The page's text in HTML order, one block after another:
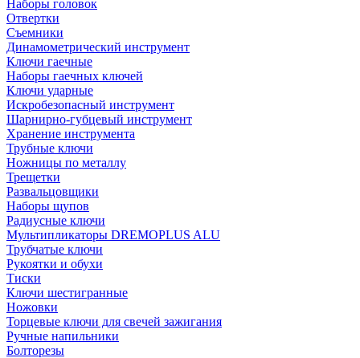
Наборы головок
Отвертки
Съемники
Динамометрический инструмент
Ключи гаечные
Наборы гаечных ключей
Ключи ударные
Искробезопасный инструмент
Шарнирно-губцевый инструмент
Хранение инструмента
Трубные ключи
Ножницы по металлу
Трещетки
Развальцовщики
Наборы щупов
Радиусные ключи
Мультипликаторы DREMOPLUS ALU
Трубчатые ключи
Рукоятки и обухи
Тиски
Ключи шестигранные
Ножовки
Торцевые ключи для свечей зажигания
Ручные напильники
Болторезы